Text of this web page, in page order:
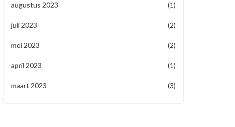
augustus 2023 (1)
juli 2023 (2)
mei 2023 (2)
april 2023 (1)
maart 2023 (3)